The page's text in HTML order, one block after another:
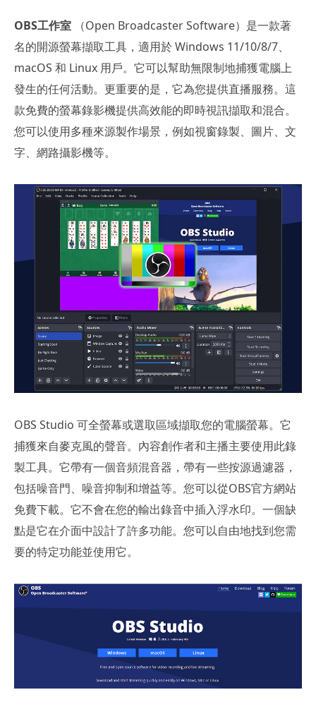
OBS工作室 （Open Broadcaster Software）是一款著
名的開源螢幕擷取工具，適用於 Windows 11/10/8/7、
macOS 和 Linux 用戶。它可以幫助無限制地捕獲電腦上
發生的任何活動。更重要的是，它為您提供直播服務。這
款免費的螢幕錄影機提供高效能的即時視訊擷取和混合。
您可以使用多種來源製作場景，例如視窗錄製、圖片、文
字、網路攝影機等。
OBS Studio 可全螢幕或選取區域擷取您的電腦螢幕。它
捕獲來自麥克風的聲音。內容創作者和主播主要使用此錄
製工具。它帶有一個音頻混音器，帶有一些按源過濾器，
包括噪音門、噪音抑制和增益等。您可以從OBS官方網站
免費下載。它不會在您的輸出錄音中插入浮水印。一個缺
點是它在介面中設計了許多功能。您可以自由地找到您需
要的特定功能並使用它。